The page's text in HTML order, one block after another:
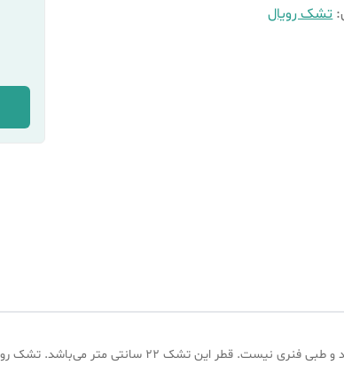
:تشک رویال
فنری می‌باشد و طبی فنری نیست. قطر این تشک 22